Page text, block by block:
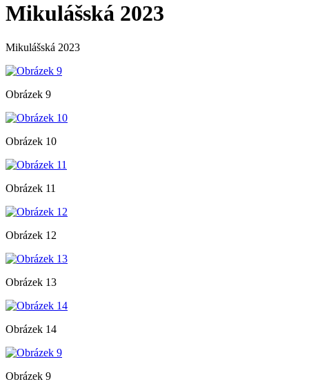
Mikulášská 2023
Mikulášská 2023
Obrázek 9
Obrázek 10
Obrázek 11
Obrázek 12
Obrázek 13
Obrázek 14
Obrázek 9